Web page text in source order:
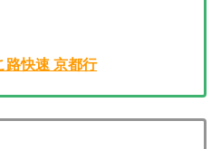
路快速 京都行